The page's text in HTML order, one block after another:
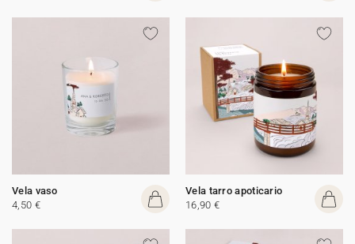
Vela vaso
4,50 €
Vela tarro apoticario
16,90 €